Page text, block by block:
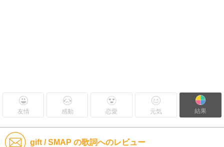
友情 感動 恋愛 元気 結果
gift / SMAP の歌詞へのレビュー